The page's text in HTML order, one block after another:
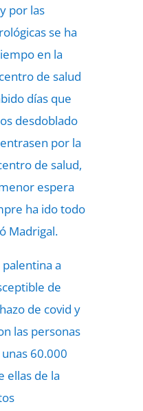
por las
se ha
en la
de salud
días que
desdoblado
por la
de salud,
espera
ha ido todo
Madrigal.
a
de
de covid y
las personas
60.000
ellas de la